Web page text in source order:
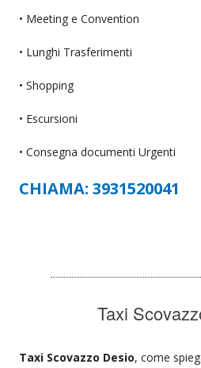
• Meeting e Convention
• Lunghi Trasferimenti
• Shopping
• Escursioni
• Consegna documenti Urgenti
CHIAMA: 3931520041
Taxi
Taxi Scovazzo Desio, come